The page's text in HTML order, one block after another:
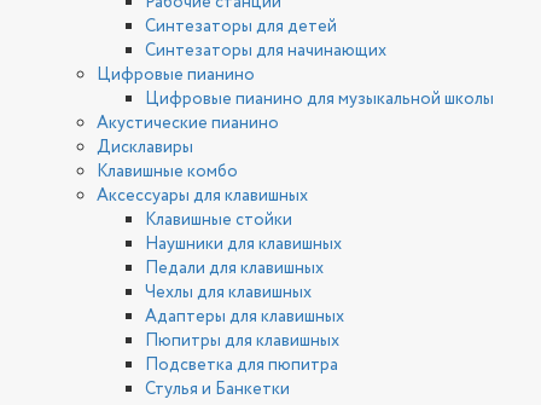
Синтезаторы для детей
Синтезаторы для начинающих
Цифровые пианино
Цифровые пианино для музыкальной школы
Акустические пианино
Дисклавиры
Клавишные комбо
Аксессуары для клавишных
Клавишные стойки
Наушники для клавишных
Педали для клавишных
Чехлы для клавишных
Адаптеры для клавишных
Пюпитры для клавишных
Подсветка для пюпитра
Стулья и Банкетки